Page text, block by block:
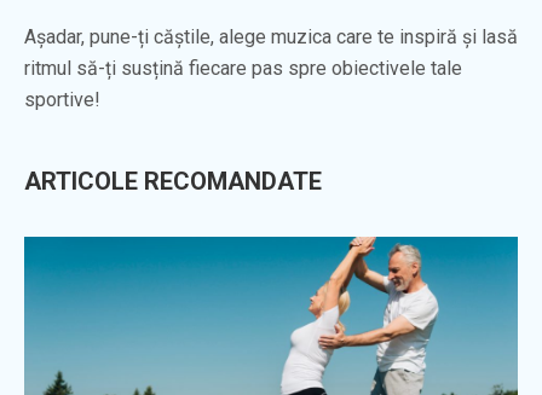
Așadar, pune-ți căștile, alege muzica care te inspiră și lasă
ritmul să-ți susțină fiecare pas spre obiectivele tale
sportive!
ARTICOLE RECOMANDATE